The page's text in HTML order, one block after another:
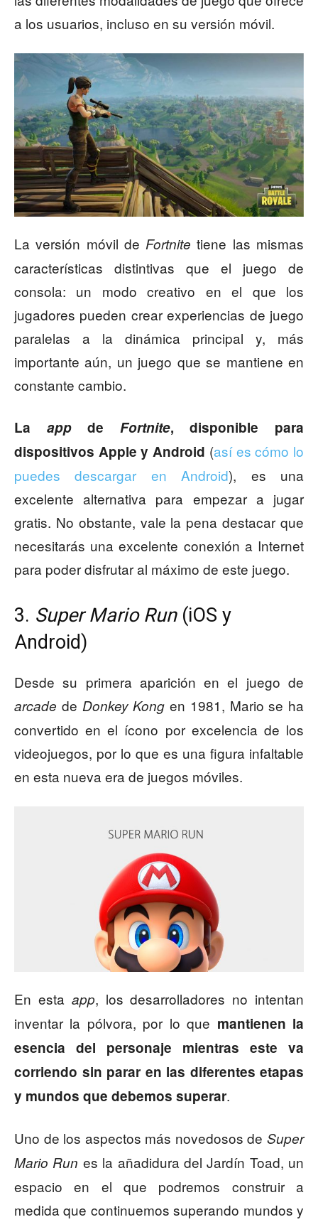
a los usuarios, incluso en su versión móvil.
La versión móvil de Fortnite tiene las mismas
características distintivas que el juego de
consola: un modo creativo en el que los
jugadores pueden crear experiencias de juego
paralelas a la dinámica principal y, más
importante aún, un juego que se mantiene en
constante cambio.
La appde Fortnite, disponible para
dispositivos Apple y Android (así es cómo lo
puedes descargar en Android), es una
excelente alternativa para empezar a jugar
gratis. No obstante, vale la pena destacar que
necesitarás una excelente conexión a Internet
para poder disfrutar al máximo de este juego.
3. Super Mario Run(iOS y
Android)
Desde su primera aparición en el juego de
arcade de Donkey Kong en 1981, Mario se ha
convertido en el ícono por excelencia de los
videojuegos, por lo que es una figura infaltable
en esta nueva era de juegos móviles.
En esta app, los desarrolladores no intentan
inventar la pólvora, por lo que mantienen la
esencia del personaje mientras este va
corriendo sin parar en las diferentes etapas
y mundos que debemos superar.
Uno de los aspectos más novedosos de Super
Mario Run es la añadidura del Jardín Toad, un
espacio en el que podremos construir a
medida que continuemos superando mundos y